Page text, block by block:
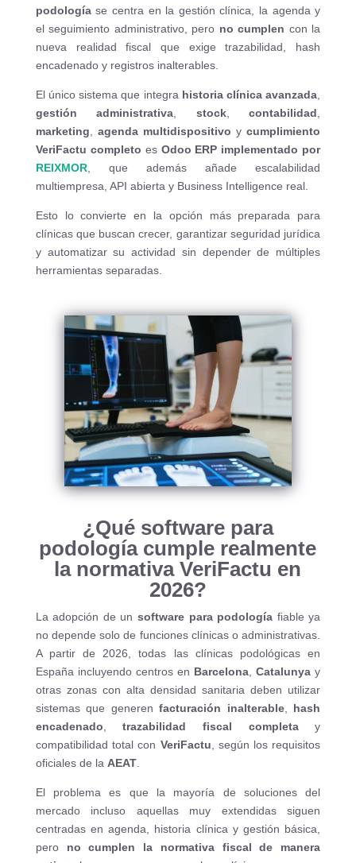
podologíase centra en la gestión clínica, la agenda y
el seguimiento administrativo, pero no cumplen con la
nueva realidad fiscal que exige trazabilidad, hash
encadenado y registros inalterables.
El único sistema que integra historia clínica avanzada,
gestión administrativa, stock,contabilidad,
marketing, agenda multidispositivo ycumplimiento
VeriFactu completo es Odoo ERP implementado por
REIXMOR, que además añade escalabilidad
multiempresa, API abierta y Business Intelligence real.
Esto lo convierte en la opción más preparada para
clínicas que buscan crecer, garantizar seguridad jurídica
y automatizar su actividad sin depender de múltiples
herramientas separadas.
¿Qué software para
podología cumple realmente
la normativa VeriFactu en
2026?
La adopción de un software para podología fiable ya
no depende solo de funciones clínicas o administrativas.
A partir de 2026, todas las clínicas podológicas en
España incluyendo centros en Barcelona,Catalunya y
otras zonas con alta densidad sanitaria deben utilizar
sistemas que generenfacturación inalterable, hash
encadenado,trazabilidad fiscal completay
compatibilidad total con VeriFactu, según los requisitos
oficiales de la AEAT.
El problema es que la mayoría de soluciones del
mercado incluso aquellas muy extendidas siguen
centradas en agenda, historia clínica y gestión básica,
pero no cumplen la normativa fiscal de manera